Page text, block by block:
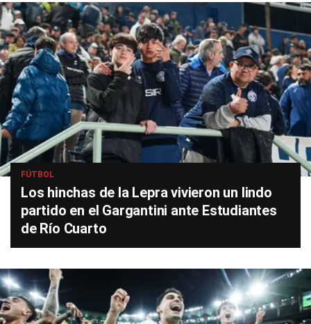
FÚTBOL
Los hinchas de la Lepra vivieron un lindo
partido en el Gargantini ante Estudiantes
de Río Cuarto